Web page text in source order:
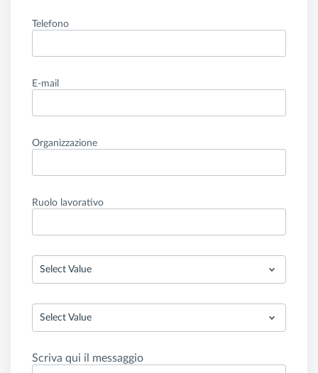
Telefono
E-mail
Organizzazione
Ruolo lavorativo
Select Value
Select Value
Scriva qui il messaggio